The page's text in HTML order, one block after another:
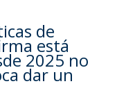
de
está
2025 no
dar un